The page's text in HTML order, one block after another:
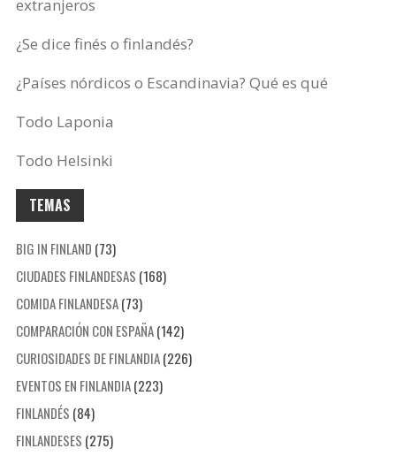
extranjeros
¿Se dice finés o finlandés?
¿Países nórdicos o Escandinavia? Qué es qué
Todo Laponia
Todo Helsinki
TEMAS
BIG IN FINLAND (73)
CIUDADES FINLANDESAS (168)
COMIDA FINLANDESA(73)
COMPARACIÓN CON ESPAÑA(142)
CURIOSIDADES DE FINLANDIA(226)
EVENTOS EN FINLANDIA(223)
FINLANDÉS (84)
FINLANDESES (275)